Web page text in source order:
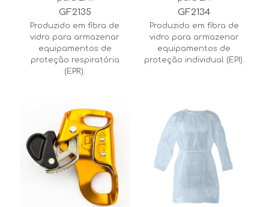
GF2135
Produzido em fibra de
vidro para armazenar
equipamentos de
proteção respiratória
(EPR).
GF2134
Produzido em fibra de
vidro para armazenar
equipamentos de
proteção individual (EPI).